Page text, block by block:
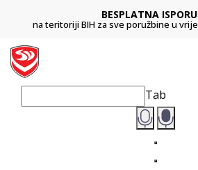
BESPLATNA ISPORUKA
za sve poružbine u vrijednosti preko 99 KM
Tab